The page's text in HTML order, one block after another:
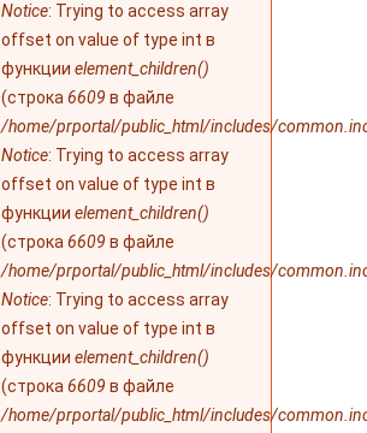
Notice: Trying to access array
offset on value of type int в
функции element_children()
(строка 6609 в файле
/home/prportal/public_html/includes/
Notice: Trying to access array
offset on value of type int в
функции element_children()
(строка 6609 в файле
/home/prportal/public_html/includes/
Notice: Trying to access array
offset on value of type int в
функции element_children()
(строка 6609 в файле
/home/prportal/public_html/includes/